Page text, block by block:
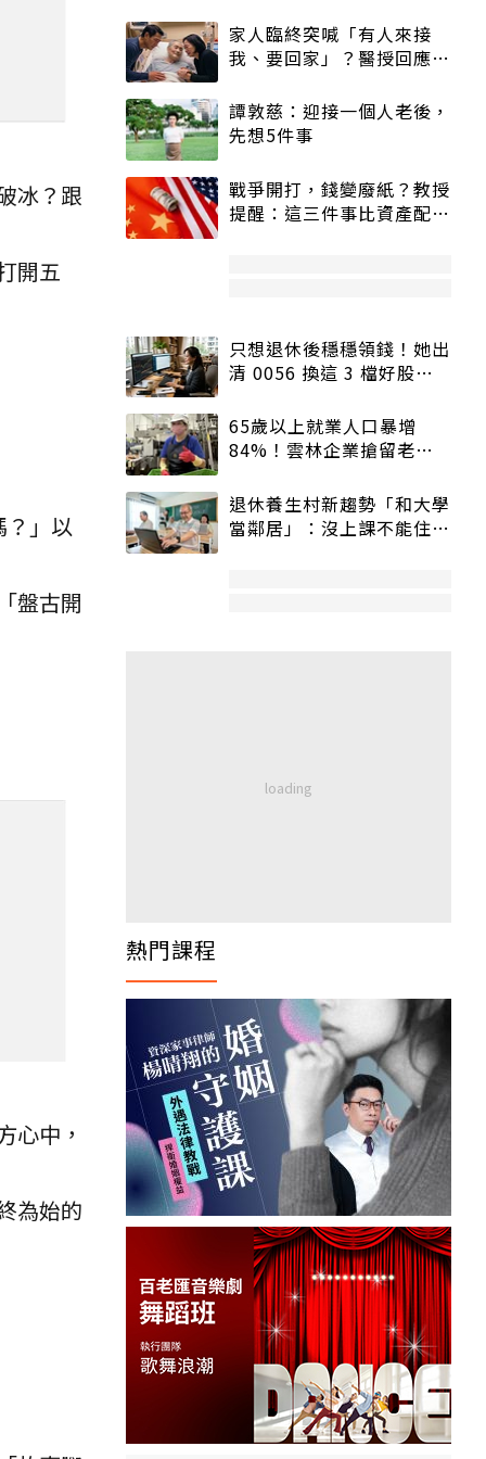
冰？跟
開五
？」以
盤古開
心中，
為始的
家人臨終突喊「有人來接
我、要回家」？醫授回應方
譚敦慈：迎接一個人老後，
先想5件事
戰爭開打，錢變廢紙？教授
提醒：這三件事比資產配置
只想退休後穩穩領錢！她出
清 0056 換這 3 檔好股：
65歲以上就業人口暴增
84%！雲林企業搶留老員
退休養生村新趨勢「和大學
當鄰居」：沒上課不能住、
熱門課程